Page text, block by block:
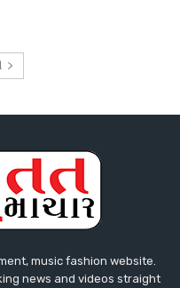
music fashion website.
news and videos straight